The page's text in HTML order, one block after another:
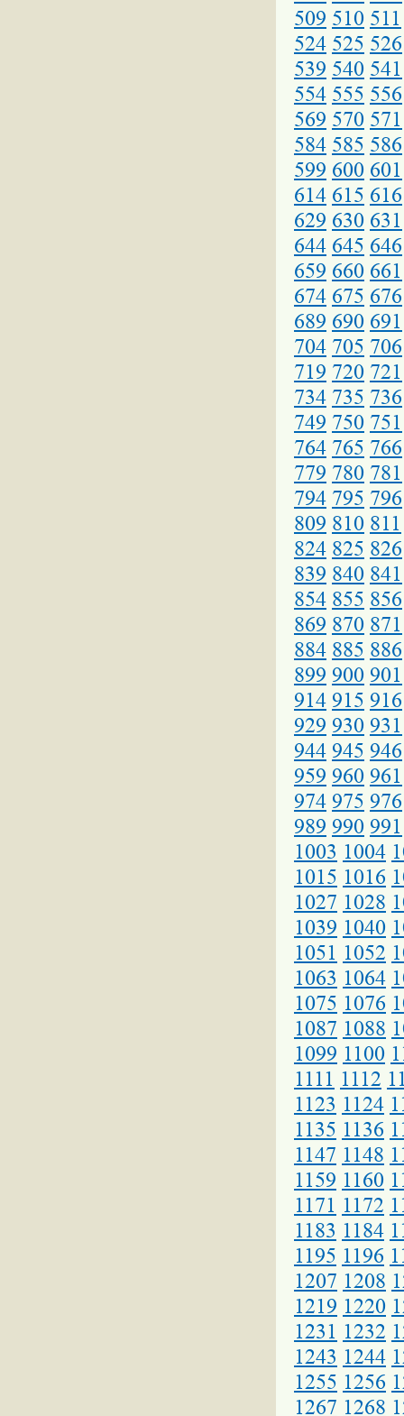
509 510 511
524 525 526
539 540 541
554 555 556
569 570 571
584 585 586
599 600 601
614 615 616
629 630 631
644 645 646
659 660 661
674 675 676
689 690 691
704 705 706
719 720 721
734 735 736
749 750 751
764 765 766
779 780 781
794 795 796
809 810 811
824 825 826
839 840 841
854 855 856
869 870 871
884 885 886
899 900 901
914 915 916
929 930 931
944 945 946
959 960 961
974 975 976
989 990 991
1003 1004
1015 1016
1027 1028
1039 1040
1051 1052
1063 1064
1075 1076
1087 1088
1099 1100
1111 1112
1123 1124
1135 1136
1147 1148
1159 1160
1171 1172
1183 1184
1195 1196
1207 1208
1219 1220
1231 1232
1243 1244
1255 1256
1267 1268